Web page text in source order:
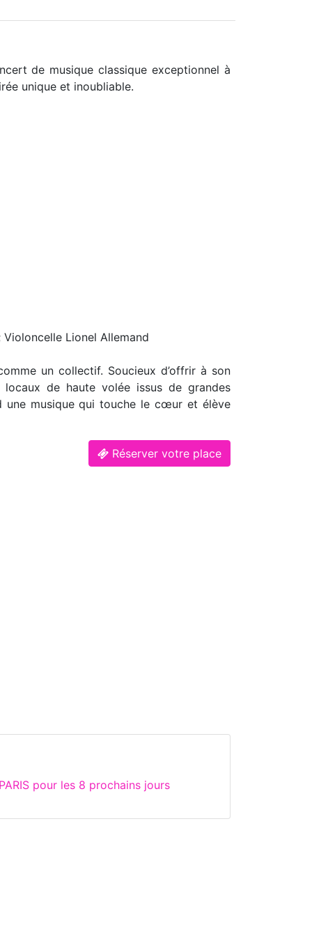
de musique classique exceptionnel à
unique et inoubliable.
Lionel Allemand
un collectif. Soucieux d’offrir à son
de haute volée issus de grandes
une musique qui touche le cœur et élève
Réserver votre place
pour les 8 prochains jours